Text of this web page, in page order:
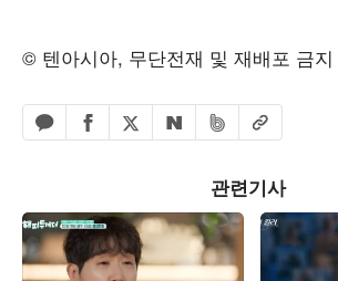
© 텐아시아, 무단전재 및 재배포 금지
카카오톡 공유하기
페이스북 공유하기
엑스 공유하기
네이버 공유하기
밴드 공유하기
URL복사
관련기사